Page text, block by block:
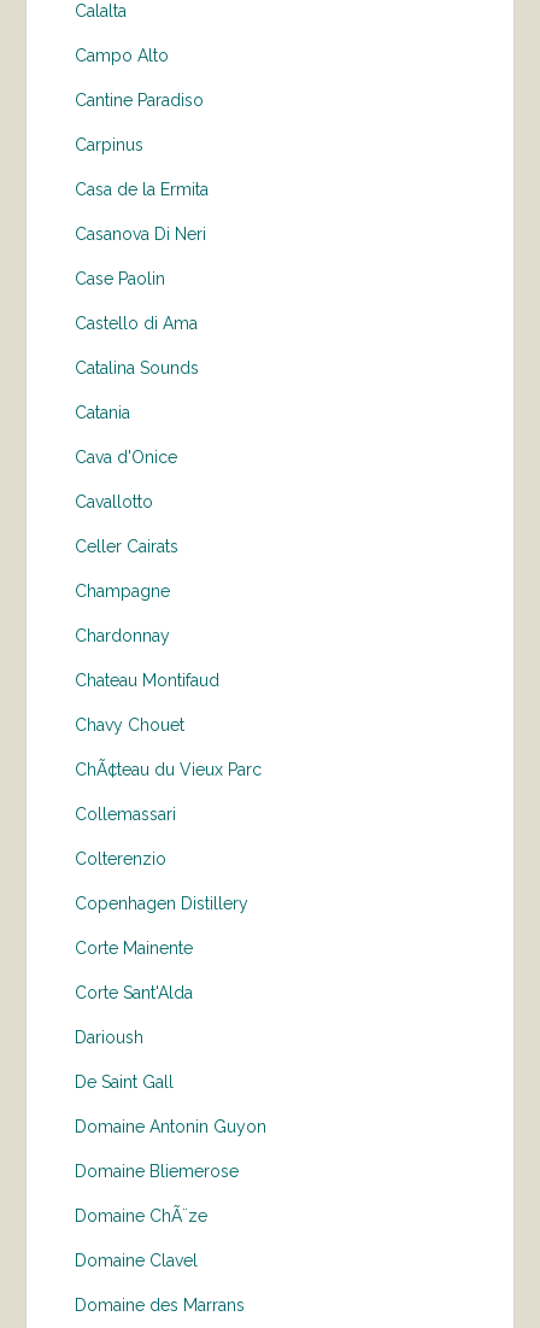
Calalta
Campo Alto
Cantine Paradiso
Carpinus
Casa de la Ermita
Casanova Di Neri
Case Paolin
Castello di Ama
Catalina Sounds
Catania
Cava d'Onice
Cavallotto
Celler Cairats
Champagne
Chardonnay
Chateau Montifaud
Chavy Chouet
ChÃ¢teau du Vieux Parc
Collemassari
Colterenzio
Copenhagen Distillery
Corte Mainente
Corte Sant'Alda
Darioush
De Saint Gall
Domaine Antonin Guyon
Domaine Bliemerose
Domaine ChÃ¨ze
Domaine Clavel
Domaine des Marrans